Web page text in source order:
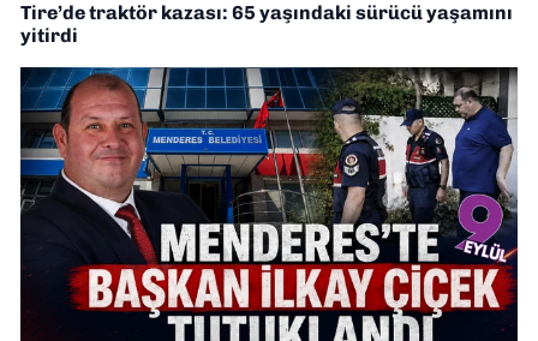
Tire’de traktör kazası: 65 yaşındaki sürücü yaşamını
yitirdi